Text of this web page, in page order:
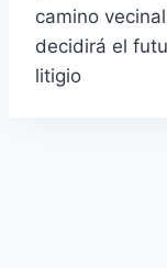
camino
decidirá el
litigio